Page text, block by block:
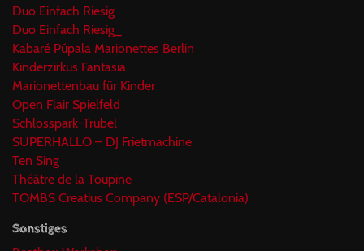
Duo Einfach Riesig
Duo Einfach Riesig_
Kabaré Púpala Marionettes Berlin
Kinderzirkus Fantasia
Marionettenbau für Kinder
Open Flair Spielfeld
Schlosspark-Trubel
SUPERHALLO – DJ Frietmachine
Ten Sing
Théâtre de la Toupine
TOMBS Creatius Company (ESP/Catalonia)
Sonstiges